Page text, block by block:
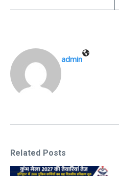
admin
Related Posts